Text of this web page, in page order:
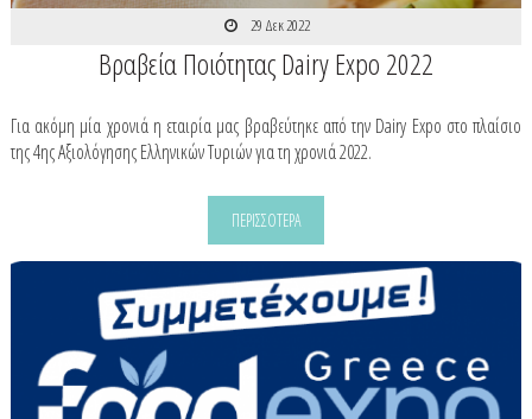
29 Δεκ 2022
Βραβεία Ποιότητας Dairy Expo 2022
Για ακόμη μία χρονιά η εταιρία μας βραβεύτηκε από την Dairy Expo στο πλαίσιο
της 4ης Αξιολόγησης Ελληνικών Τυριών για τη χρονιά 2022.
ΠΕΡΙΣΣΟΤΕΡΑ